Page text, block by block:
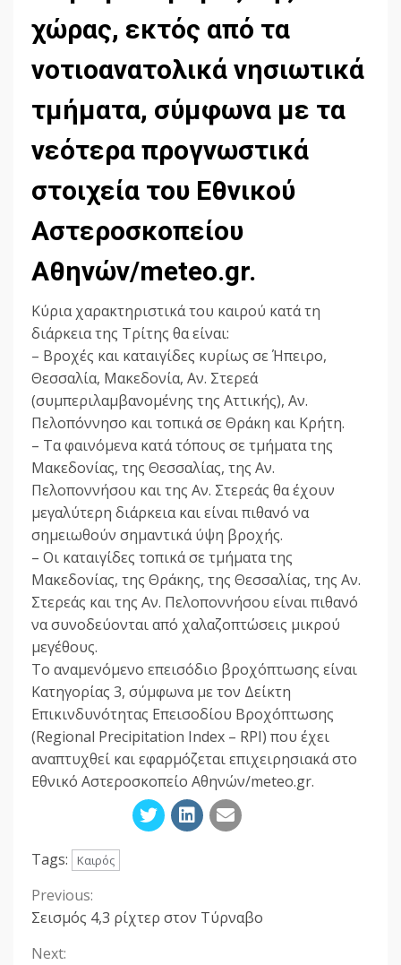
χώρας, εκτός από τα
νοτιοανατολικά νησιωτικά
τμήματα, σύμφωνα με τα
νεότερα προγνωστικά
στοιχεία του Εθνικού
Αστεροσκοπείου
Αθηνών/meteo.gr.
Κύρια χαρακτηριστικά του καιρού κατά τη
διάρκεια της Τρίτης θα είναι:
– Βροχές και καταιγίδες κυρίως σε Ήπειρο,
Θεσσαλία, Μακεδονία, Αν. Στερεά
(συμπεριλαμβανομένης της Αττικής), Αν.
Πελοπόννησο και τοπικά σε Θράκη και Κρήτη.
– Τα φαινόμενα κατά τόπους σε τμήματα της
Μακεδονίας, της Θεσσαλίας, της Αν.
Πελοποννήσου και της Αν. Στερεάς θα έχουν
μεγαλύτερη διάρκεια και είναι πιθανό να
σημειωθούν σημαντικά ύψη βροχής.
– Οι καταιγίδες τοπικά σε τμήματα της
Μακεδονίας, της Θράκης, της Θεσσαλίας, της Αν.
Στερεάς και της Αν. Πελοποννήσου είναι πιθανό
να συνοδεύονται από χαλαζοπτώσεις μικρού
μεγέθους.
Το αναμενόμενο επεισόδιο βροχόπτωσης είναι
Κατηγορίας 3, σύμφωνα με τον Δείκτη
Επικινδυνότητας Επεισοδίου Βροχόπτωσης
(Regional Precipitation Index – RPI) που έχει
αναπτυχθεί και εφαρμόζεται επιχειρησιακά στο
Εθνικό Αστεροσκοπείο Αθηνών/meteo.gr.
Tags: Καιρός
Continue
Reading
Previous:
Σεισμός 4,3 ρίχτερ στον Τύρναβο
Next: